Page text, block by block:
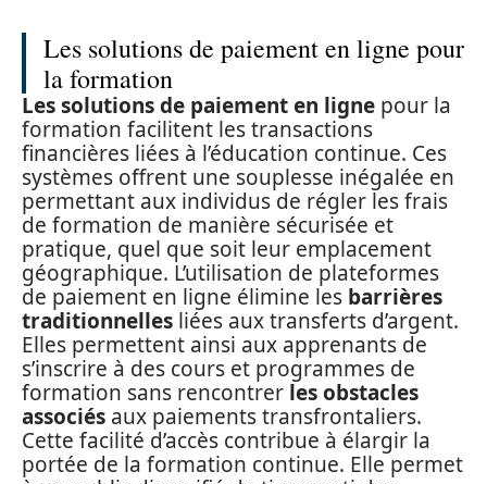
Les solutions de paiement en ligne pour
la formation
Les solutions de paiementen ligne pour la
formation facilitent les transactions
financières liées à l’éducation continue. Ces
systèmes offrent une souplesse inégalée en
permettant aux individus de régler les frais
de formation de manière sécurisée et
pratique, quel que soit leur emplacement
géographique. L’utilisation de plateformes
de paiement en ligne élimine les barrières
traditionnelles liées aux transferts d’argent.
Elles permettent ainsi aux apprenants de
s’inscrire à des cours et programmes de
formation sans rencontrer les obstacles
associés aux paiements transfrontaliers.
Cette facilité d’accès contribue à élargir la
portée de la formation continue. Elle permet